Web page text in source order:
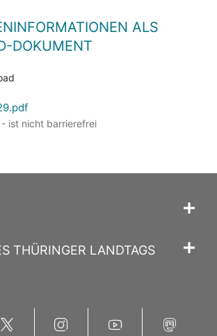
ALS
DOKUMENT
- ist nicht barrierefrei
THÜRINGER LANDTAGS
Instagram Mastodon